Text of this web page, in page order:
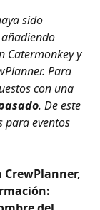
sido
Catermonkey y
Para
con una
. De este
para eventos